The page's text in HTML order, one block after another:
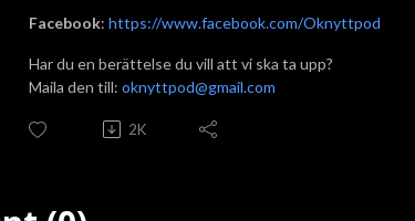
Facebook: https://www.facebook.com/Oknyttpod
Har du en berättelse du vill att vi ska ta upp?
Maila den till: oknyttpod@gmail.com
2K